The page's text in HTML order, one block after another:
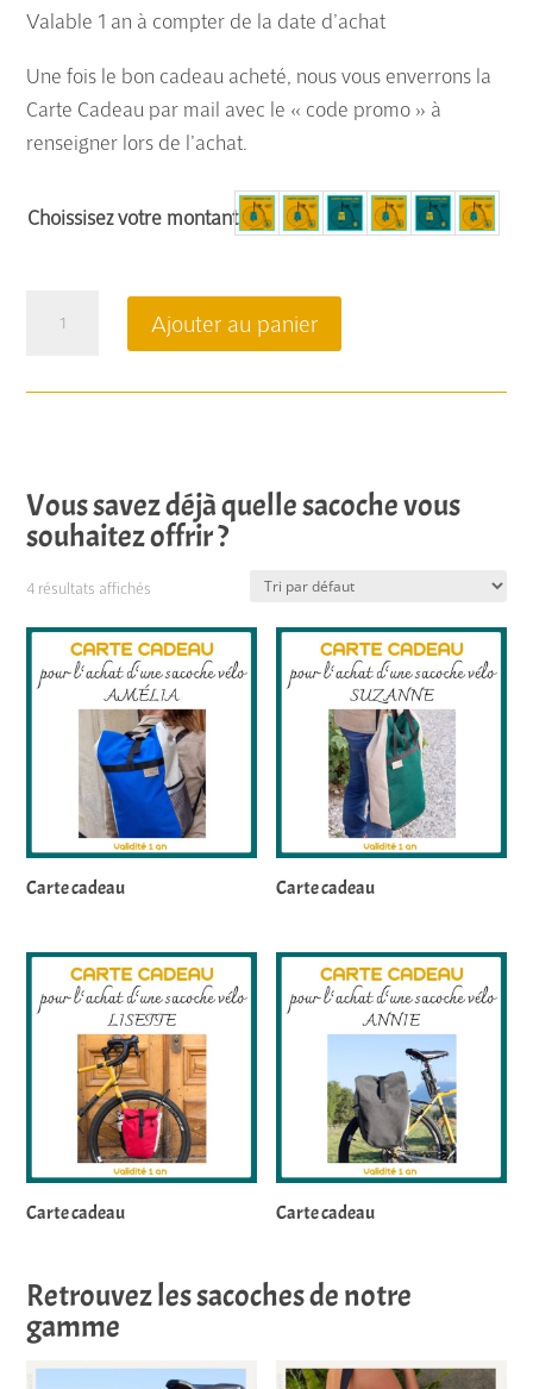
100,00€
Valable 1 an à compter de la date d’achat
Une fois le bon cadeau acheté, nous vous enverrons la
Carte Cadeau par mail avec le « code promo » à
renseigner lors de l’achat.
Choissisez votre montant
Ajouter au panier
Vous savez déjà quelle sacoche vous
souhaitez offrir ?
4 résultats affichés
Carte cadeau Carte cadeau
Carte cadeau Carte cadeau
Retrouvez les sacoches de notre
gamme